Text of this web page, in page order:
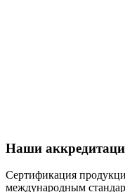
Наши
Сертификация
международным